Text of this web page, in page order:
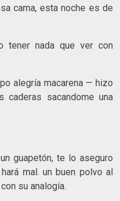
cama, esta noche es de
tener nada que ver con
alegría macarena — hizo
caderas sacandome una
guapetón, te lo aseguro
mal. un buen polvo al
su analogía.